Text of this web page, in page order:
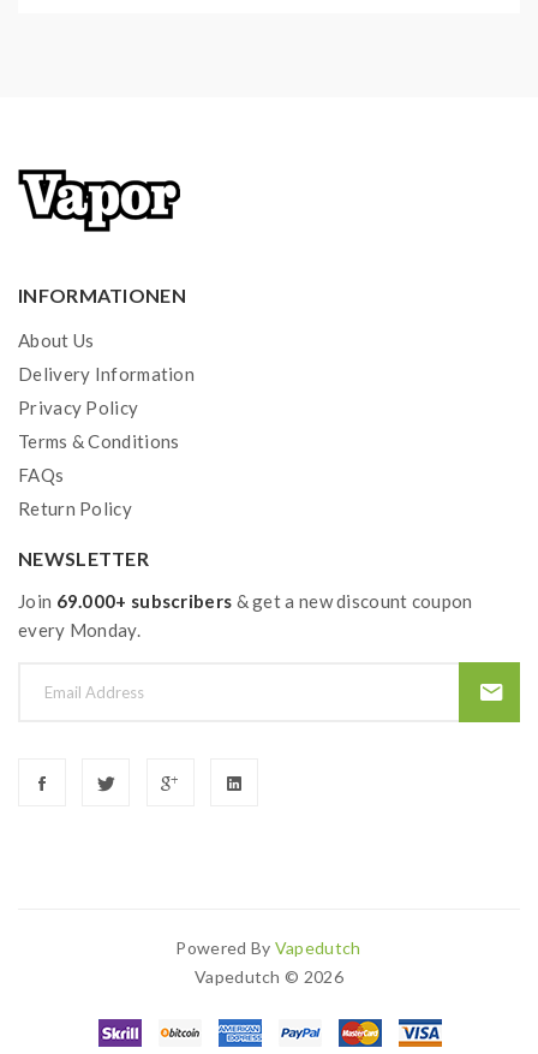
INFORMATIONEN
About Us
Delivery Information
Privacy Policy
Terms & Conditions
FAQs
Return Policy
NEWSLETTER
Join 69.000+ subscribers & get a new discount coupon
every Monday.
Powered By Vapedutch
78win Slot Gacor78 Win
Vapedutch © 2026